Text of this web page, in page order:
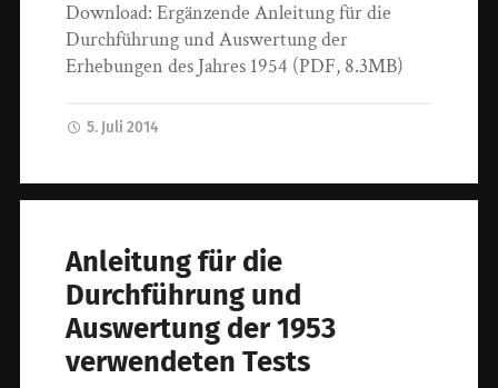
Download: Ergänzende Anleitung für die
Durchführung und Auswertung der
Erhebungen des Jahres 1954 (PDF, 8.3MB)
5. Juli 2014
Anleitung für die
Durchführung und
Auswertung der 1953
verwendeten Tests